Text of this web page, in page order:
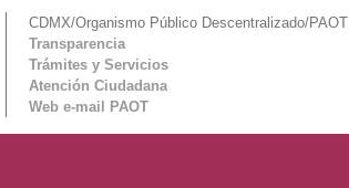
CDMX/Organismo Público Descentralizado/PAOT
Transparencia
Trámites y Servicios
Atención Ciudadana
Web e-mail PAOT